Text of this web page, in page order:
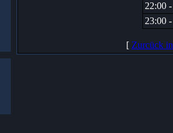
22:00
23:00
[ Zurcück